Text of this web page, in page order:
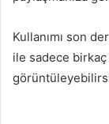
Kullanımı son
ile sadece